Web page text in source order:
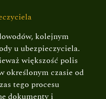
kolejnym
u ubezpieczyciela.
większość polis
określonym czasie od
tego procesu